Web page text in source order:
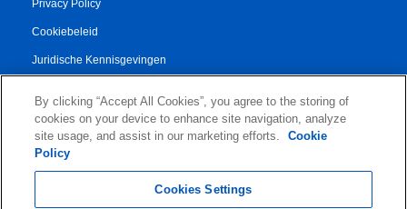
Privacy Policy
Cookiebeleid
Juridische Kennisgevingen
Algemene Voorwaarden
Authorised Partner Agreement
By clicking “Accept All Cookies”, you agree to the storing of
cookies on your device to enhance site navigation, analyze
site usage, and assist in our marketing efforts.
Cookie
Policy
Cookies Settings